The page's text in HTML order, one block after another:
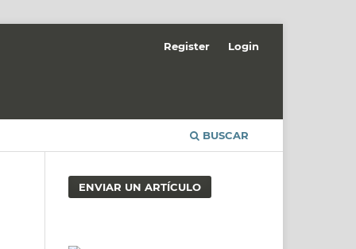
BUSCAR
Register Login
ENVIAR UN ARTÍCULO